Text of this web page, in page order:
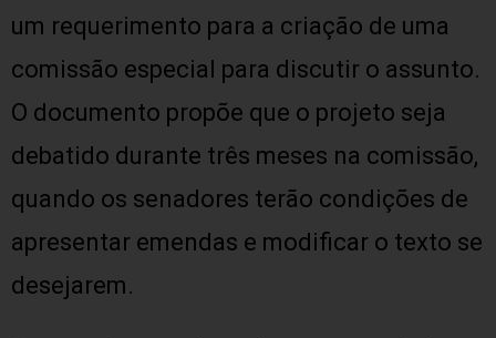
um requerimento para a criação de uma
comissão especial para discutir o assunto.
O documento propõe que o projeto seja
debatido durante três meses na comissão,
quando os senadores terão condições de
apresentar emendas e modificar o texto se
desejarem.